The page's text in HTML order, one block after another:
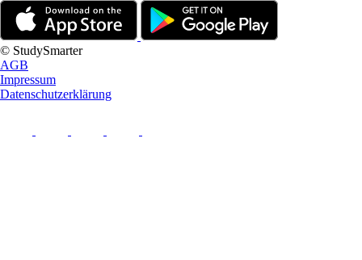
© StudySmarter
AGB
Impressum
Datenschutzerklärung